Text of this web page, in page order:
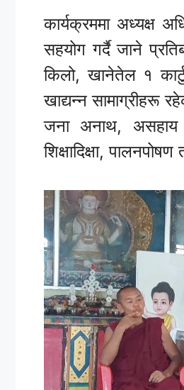
कार्यक्रममा अध्यक्ष
सहयोग गर्दै जाने
किलो, खानेतेल १
खाद्यन्न सामाग्रीहरू
जना अनाथ, असहाय
शिक्षादिक्षा,